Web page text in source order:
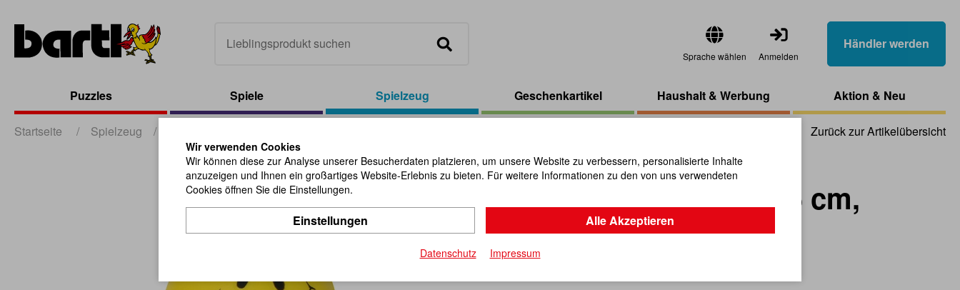
Sprache wählen Anmelden
Händler werden
Puzzles Spiele Spielzeug Geschenkartikel Haushalt & Werbung Aktion & Neu
Startseite / Spielzeug / Zurück zur Artikelübersicht
Smile Knautschball 5,5 cm,
sortiert
Wir verwenden Cookies
Wir können diese zur Analyse unserer Besucherdaten platzieren, um unsere Website zu verbessern, personalisierte Inhalte
anzuzeigen und Ihnen ein großartiges Website-Erlebnis zu bieten. Für weitere Informationen zu den von uns verwendeten
Cookies öffnen Sie die Einstellungen.
Einstellungen Alle Akzeptieren
Datenschutz Impressum